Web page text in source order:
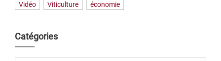
Vidéo
Viticulture économie
Catégories